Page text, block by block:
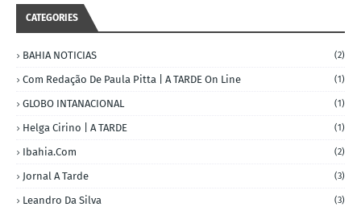
CATEGORIES
BAHIA NOTICIAS (2)
Com Redação De Paula Pitta | A TARDE On Line (1)
GLOBO INTANACIONAL (1)
Helga Cirino | A TARDE (1)
Ibahia.com (2)
Jornal A Tarde (3)
Leandro Da Silva (3)